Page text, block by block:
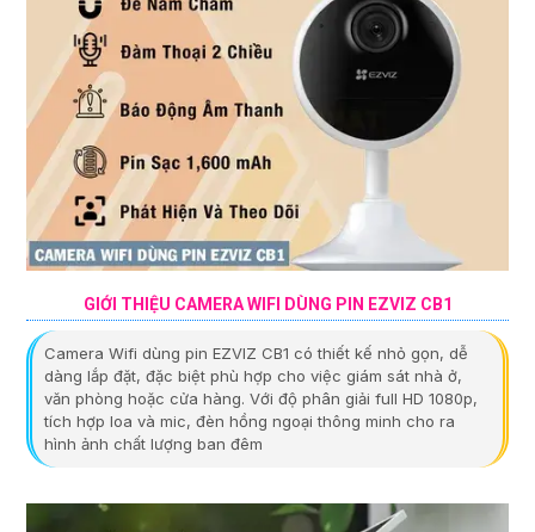
GIỚI THIỆU CAMERA WIFI DÙNG PIN EZVIZ CB1
Camera Wifi dùng pin EZVIZ CB1 có thiết kế nhỏ gọn, dễ
dàng lắp đặt, đặc biệt phù hợp cho việc giám sát nhà ở,
văn phòng hoặc cửa hàng. Với độ phân giải full HD 1080p,
tích hợp loa và mic, đèn hồng ngoại thông minh cho ra
hình ảnh chất lượng ban đêm